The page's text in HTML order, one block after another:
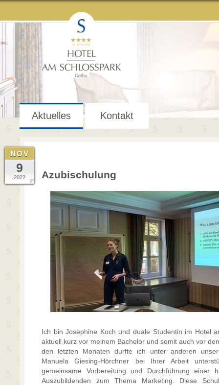
Aktuelles Kontakt
Azubischulung
2022
9
NOV
Ich bin Josephine Koch und duale Studentin im Hotel
aktuell kurz vor meinem Bachelor und somit auch vor
den letzten Monaten durfte ich unter anderen
Manuela Giesing-Hörchner bei Ihrer Arbeit
gemeinsame Vorbereitung und Durchführung einer
Auszubildenden zum Thema Marketing. Diese